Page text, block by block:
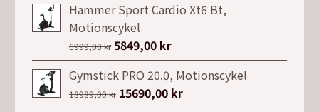
Hammer Sport Cardio Xt6 Bt,
Motionscykel
6999,00kr Det
ursprungliga
priset
var:
5849,00 krDet
nuvarande
priset
är:
Gymstick PRO 20.0, Motionscykel
18989,00kr Det
15690,00 krDet